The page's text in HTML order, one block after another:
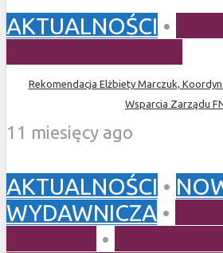
AKTUALNOŚCI •
Rekomendacja Elżbiety Marczuk,
Wsparcia Zarządu
11 miesięcy ago
AKTUALNOŚCI •
WYDAWNICZA •
•